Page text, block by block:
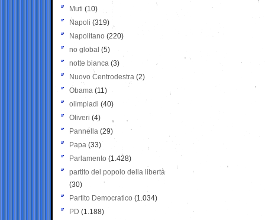
Muti (10)
Napoli (319)
Napolitano (220)
no global (5)
notte bianca (3)
Nuovo Centrodestra (2)
Obama (11)
olimpiadi (40)
Oliveri (4)
Pannella (29)
Papa (33)
Parlamento (1.428)
partito del popolo della libertà
(30)
Partito Democratico (1.034)
PD (1.188)